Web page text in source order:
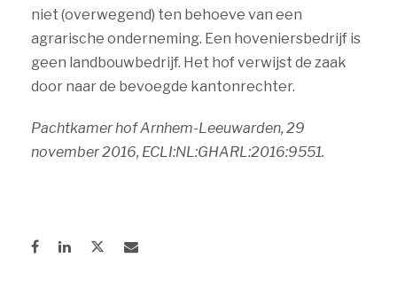
niet (overwegend) ten behoeve van een
agrarische onderneming. Een hoveniersbedrijf is
geen landbouwbedrijf. Het hof verwijst de zaak
door naar de bevoegde kantonrechter.
Pachtkamer hof Arnhem-Leeuwarden, 29
november 2016, ECLI:NL:GHARL:2016:9551.